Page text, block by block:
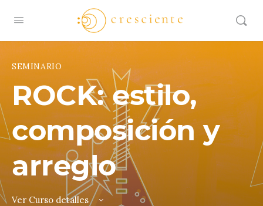
SEMINARIO
ROCK: estilo,
composición y
arreglo
Ver Curso detalles